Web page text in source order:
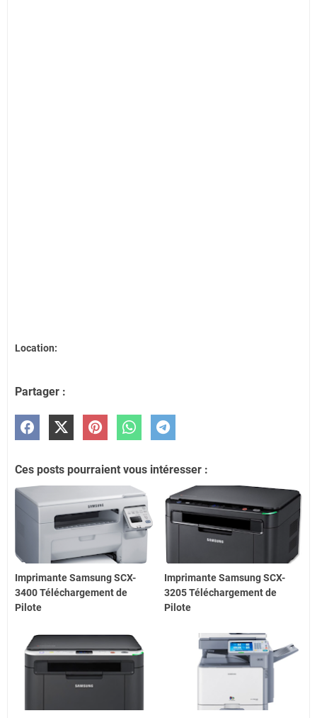
Location:
Partager :
Ces posts pourraient vous intéresser :
Imprimante Samsung SCX-
3400 Téléchargement de
Pilote
Imprimante Samsung SCX-
3205 Téléchargement de
Pilote